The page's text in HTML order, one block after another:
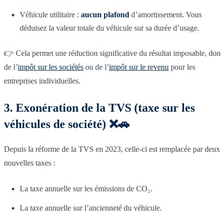
Véhicule utilitaire : aucun plafond d’amortissement. Vous
déduisez la valeur totale du véhicule sur sa durée d’usage.
👉 Cela permet une réduction significative du résultat imposable,
de l’impôt sur les sociétés ou de l’impôt sur le revenu pour les
entreprises individuelles.
3. Exonération de la TVS (taxe sur les
véhicules de société) ❌🚗
Depuis la réforme de la TVS en 2023, celle-ci est remplacée par deux
nouvelles taxes :
La taxe annuelle sur les émissions de CO₂.
La taxe annuelle sur l’ancienneté du véhicule.